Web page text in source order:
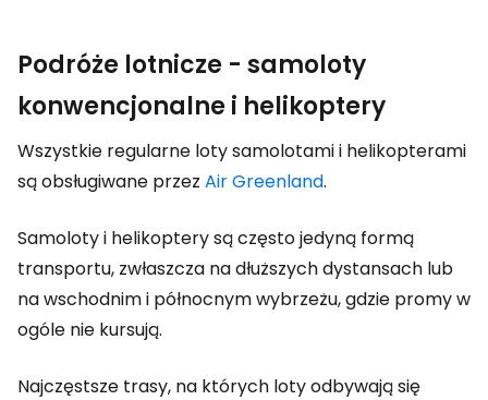
Podróże lotnicze - samoloty
konwencjonalne i helikoptery
Wszystkie regularne loty samolotami i helikopterami
są obsługiwane przez Air Greenland.
Samoloty i helikoptery są często jedyną formą
transportu, zwłaszcza na dłuższych dystansach lub
na wschodnim i północnym wybrzeżu, gdzie promy w
ogóle nie kursują.
Najczęstsze trasy, na których loty odbywają się